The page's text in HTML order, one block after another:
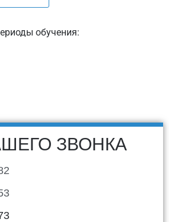
обучения:
ЗВОНКА